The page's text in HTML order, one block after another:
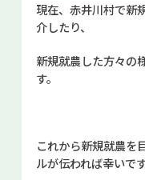
お問い合せ
現在、赤井川村で新
介したり、
新規就農した方々の
す。
これから新規就農を
ルが伝われば幸いです